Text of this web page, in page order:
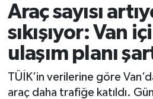
Araç sayısı
sıkışıyor: Van
ulaşım planı
TÜİK’in verilerine göre
araç daha trafiğe katıldı.
Ekonomi
Sağlık
Van Trafik Yoğunluk
Süper Lig Puan Durumu
Tüm Manşetler